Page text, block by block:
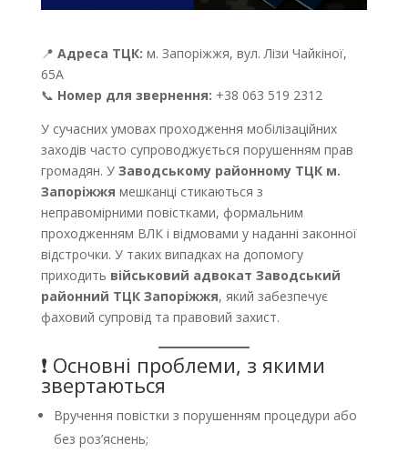
📍 Адреса ТЦК: м. Запоріжжя, вул. Лізи Чайкіної,
65А
📞 Номер для звернення: +38 063 519 2312
У сучасних умовах проходження мобілізаційних
заходів часто супроводжується порушенням прав
громадян. У Заводському районному ТЦК м.
Запоріжжя мешканці стикаються з
неправомірними повістками, формальним
проходженням ВЛК і відмовами у наданні законної
відстрочки. У таких випадках на допомогу
приходить військовий адвокат Заводський
районний ТЦК Запоріжжя, який забезпечує
фаховий супровід та правовий захист.
❗ Основні проблеми, з якими
звертаються
Вручення повістки з порушенням процедури або
без роз’яснень;